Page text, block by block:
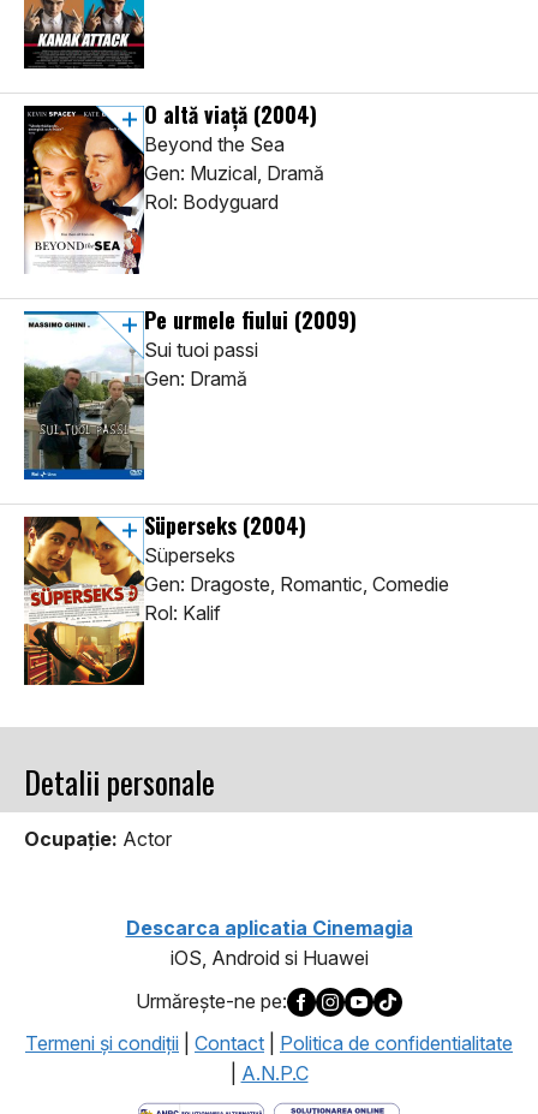
O altă viaţă (2004)
Beyond the Sea
Gen: Muzical, Dramă
Rol: Bodyguard
Pe urmele fiului (2009)
Sui tuoi passi
Gen: Dramă
Süperseks (2004)
Süperseks
Gen: Dragoste, Romantic, Comedie
Rol: Kalif
Detalii personale
Ocupaţie: Actor
Descarca aplicatia Cinemagia
iOS, Android si Huawei
Urmăreşte-ne pe:
Termeni şi condiţii
Contact
Politica de confidentialitate
A.N.P.C